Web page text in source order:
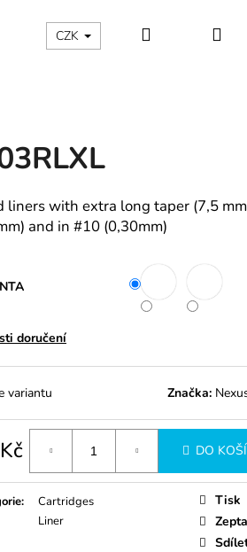
CZK Hledat
liners with extra long taper (7,5
and in #10 (0,30mm)
doručení
variantu Značka:
DO
:
Cartridges
Liner
Tisk